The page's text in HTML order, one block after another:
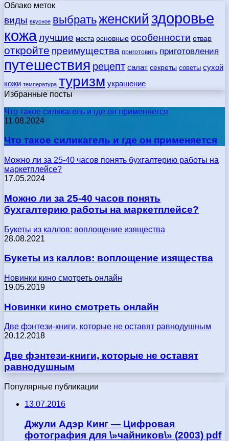
Облако меток
виды вкусное выбратьженский здоровье
кожалучшие места основные особенности отвар
откройте преимущества приготовить приготовления
путешествия рецепт салат секреты советы сухой
кожи температура туризм украшение
Избранные посты
Что такое силикагель и где он применяется
11.08.2024
Что такое силикагель и где он применяется
Можно ли за 25-40 часов понять бухгалтерию работы на
маркетплейсе?
17.05.2024
Можно ли за 25-40 часов понять
бухгалтерию работы на маркетплейсе?
Букеты из каллов: воплощение изящества
28.08.2021
Букеты из каллов: воплощение изящества
Новинки кино смотреть онлайн
19.05.2019
Новинки кино смотреть онлайн
Две фэнтези-книги, которые не оставят равнодушным
20.12.2018
Две фэнтези-книги, которые не оставят
равнодушным
Популярные публикации
13.07.2016
Джули Адэр Кинг — Цифровая
фотография для \»чайников\» (2003) pdf